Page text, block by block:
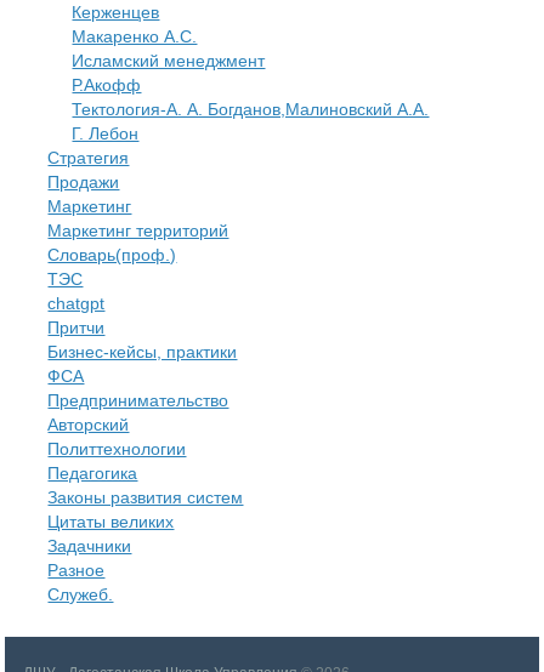
Керженцев
Макаренко А.С.
Исламский менеджмент
Р.Акофф
Тектология-А. А. Богданов,Малиновский А.А.
​Г. Лебон
Стратегия
Продажи
Маркетинг
Маркетинг территорий
Словарь(проф.)
ТЭС
chatgpt
Притчи
Бизнес-кейсы, практики
ФСА
Предпринимательство
Авторский
Политтехнологии
​Педагогика
Законы развития систем
Цитаты великих
Задачники
Разное
Служеб.